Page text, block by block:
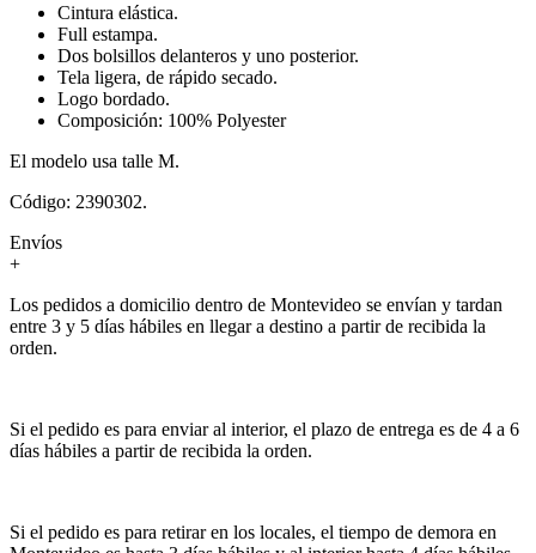
Cintura elástica.
Full estampa.
Dos bolsillos delanteros y uno posterior.
Tela ligera, de rápido secado.
Logo bordado.
Composición: 100% Polyester
El modelo usa talle M.
Código: 2390302.
Envíos
+
Los pedidos a domicilio dentro de Montevideo se envían y tardan
entre 3 y 5 días hábiles en llegar a destino a partir de recibida la
orden.
Si el pedido es para enviar al interior, el plazo de entrega es de 4 a 6
días hábiles a partir de recibida la orden.
Si el pedido es para retirar en los locales, el tiempo de demora en